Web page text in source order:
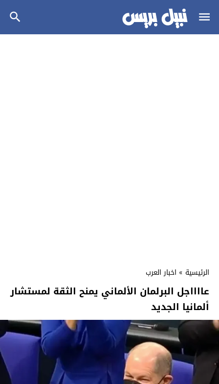
الرئيسية » اخبار العرب
عااااجل البرلمان الألماني يمنح الثقة لمستشار
ألمانيا الجديد